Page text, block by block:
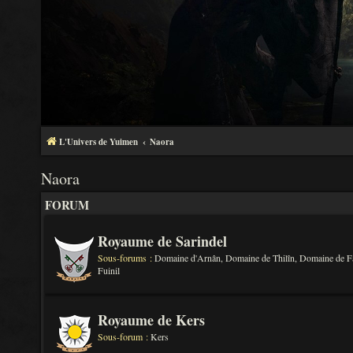
L'Univers de Yuimen Naora
Naora
FORUM
Royaume de Sarindel
Sous-forums :Domaine d'Arnân, Domaine de Thilîn, Domaine de
Fuinil
Royaume de Kers
Sous-forum :Kers